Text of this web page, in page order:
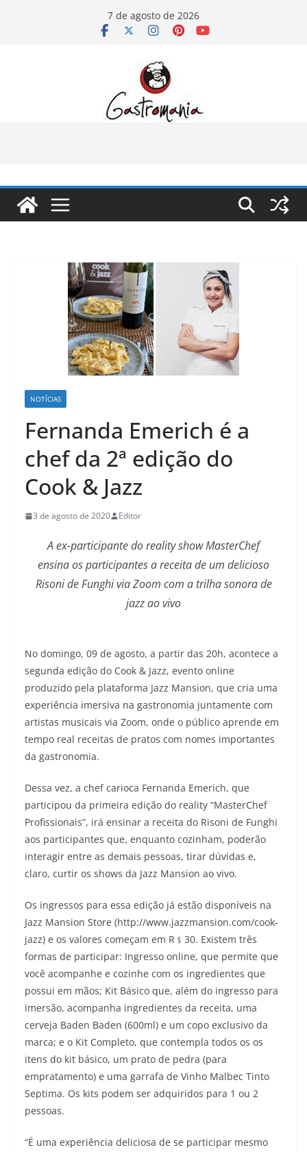
7 de agosto de 2026
NOTÍCIAS
Fernanda Emerich é a
chef da 2ª edição do
Cook & Jazz
3 de agosto de 2020 Editor
A ex-participante do reality show MasterChef
ensina os participantes a receita de um delicioso
Risoni de Funghi via Zoom com a trilha sonora de
jazz ao vivo
No domingo, 09 de agosto, a partir das 20h, acontece a
segunda edição do Cook & Jazz, evento online
produzido pela plataforma Jazz Mansion, que cria uma
experiência imersiva na gastronomia juntamente com
artistas musicais via Zoom, onde o público aprende em
tempo real receitas de pratos com nomes importantes
da gastronomia.
Dessa vez, a chef carioca Fernanda Emerich, que
participou da primeira edição do reality “MasterChef
Profissionais”, irá ensinar a receita do Risoni de Funghi
aos participantes que, enquanto cozinham, poderão
interagir entre as demais pessoas, tirar dúvidas e,
claro, curtir os shows da Jazz Mansion ao vivo.
Os ingressos para essa edição já estão disponíveis na
Jazz Mansion Store (http://www.jazzmansion.com/cook-
jazz) e os valores começam em R﹩30. Existem três
formas de participar: Ingresso online, que permite que
você acompanhe e cozinhe com os ingredientes que
possui em mãos; Kit Básico que, além do ingresso para
imersão, acompanha ingredientes da receita, uma
cerveja Baden Baden (600ml) e um copo exclusivo da
marca; e o Kit Completo, que contempla todos os os
itens do kit básico, um prato de pedra (para
empratamento) e uma garrafa de Vinho Malbec Tinto
Septima. Os kits podem ser adquiridos para 1 ou 2
pessoas.
“É uma experiência deliciosa de se participar mesmo